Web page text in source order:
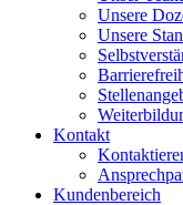
Unsere
Unsere
Kontakt
Kundenbereich